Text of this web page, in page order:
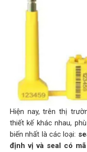
Hiện nay, trên thị
thiết kế khác nhau,
biến nhất là các loại:
định vị và seal có mã